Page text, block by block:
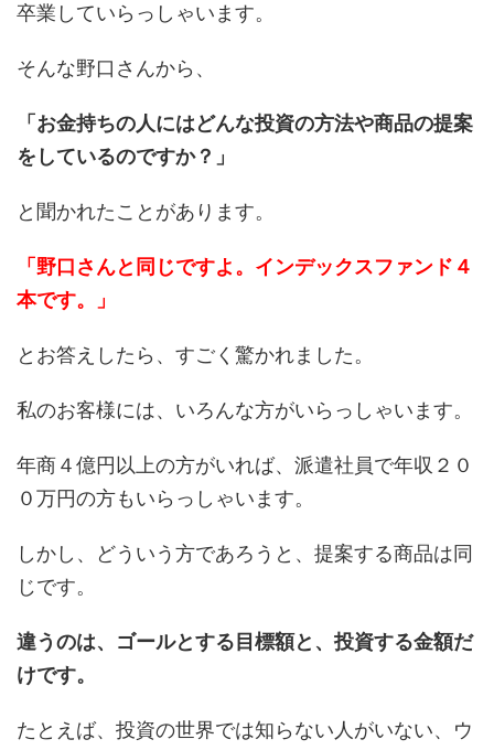
卒業していらっしゃいます。
そんな野口さんから、
「お金持ちの人にはどんな投資の方法や商品の提案
をしているのですか？」
と聞かれたことがあります。
「野口さんと同じですよ。インデックスファンド４
本です。」
とお答えしたら、すごく驚かれました。
私のお客様には、いろんな方がいらっしゃいます。
年商４億円以上の方がいれば、派遣社員で年収２０
０万円の方もいらっしゃいます。
しかし、どういう方であろうと、提案する商品は同
じです。
違うのは、ゴールとする目標額と、投資する金額だ
けです。
たとえば、投資の世界では知らない人がいない、ウ